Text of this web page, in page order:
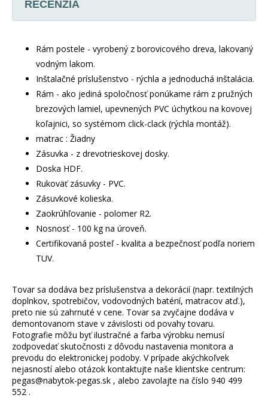
RECENZIA
Rám postele - vyrobený z borovicového dreva, lakovaný
vodným lakom.
Inštalačné príslušenstvo - rýchla a jednoduchá inštalácia.
Rám - ako jediná spoločnosť ponúkame rám z pružných
brezových lamiel, upevnených PVC úchytkou na kovovej
koľajnici, so systémom click-clack (rýchla montáž).
matrac : Žiadny
Zásuvka - z drevotrieskovej dosky.
Doska HDF.
Rukoväť zásuvky - PVC.
Zásuvkové kolieska.
Zaokrúhľovanie - polomer R2.
Nosnosť - 100 kg na úroveň.
Certifikovaná posteľ - kvalita a bezpečnosť podľa noriem
TUV.
Tovar sa dodáva bez príslušenstva a dekorácií (napr. textilných
doplnkov, spotrebičov, vodovodných batérií, matracov atď.),
preto nie sú zahrnuté v cene. Tovar sa zvyčajne dodáva v
demontovanom stave v závislosti od povahy tovaru.
Fotografie môžu byť ilustračné a farba výrobku nemusí
zodpovedať skutočnosti z dôvodu nastavenia monitora a
prevodu do elektronickej podoby. V prípade akýchkoľvek
nejasností alebo otázok kontaktujte naše klientske centrum:
pegas@nabytok-pegas.sk , alebo zavolajte na číslo 940 499
552 .